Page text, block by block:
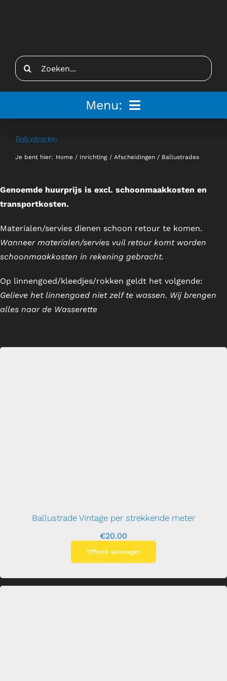
Zoeken
naar:
Menu:
Tenten
Inspiratie
Servies en glaswerk
Ballustrades
Je bent hier: Home Inrichting Afscheidingen Ballustrades
Genoemde huurprijs is excl. schoonmaakkosten en
transportkosten.
Materialen/servies dienen schoon retour te komen.
Wanneer materialen/servies vuil retour komt worden
schoonmaakkosten in rekening gebracht.
Op linnengoed/kleedjes/rokken geldt het volgende:
Gelieve het linnengoed niet zelf te wassen. Wij brengen
alles naar de Wasserette
Ballustrade Vintage per strekkende meter
€20.00
Offerte aanvragen